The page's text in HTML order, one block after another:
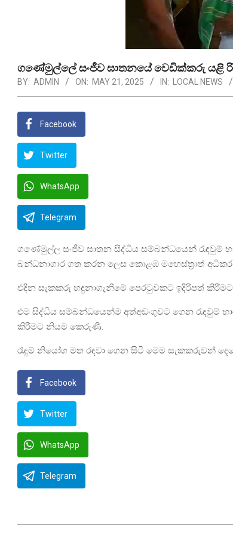
ගණේමුල්ලේ සංජීව ඝාතනයේ වෙඩික්කරු යළි
BY: ADMIN ON: MAY 21, 2025 IN: LOCAL NEWS
Facebook
Twitter
WhatsApp
Telegram
ගණේමුල්ල සංජීව ඝාතන සිද්ධිය සම්බන්ධයෙන් රැඳවුම්
බන්ධනාගාර ගත කරන ලෙස කොළඹ මහෙස්ත්‍රාත්
එදින සැකකරු හඳුනාගැනීමේ පෙරටුවකට ඉදිරිපත්
එම සිද්ධිය සම්බන්ධයෙන්ම අත්අඩංගුවට ගෙන රැඳවුම්
කිරීමට නියම කෙරුණි.
රැඳුම් නියෝග මත රඳවා ගෙන සිටි මෙම සැකකරුවන්
Facebook
Twitter
WhatsApp
Telegram